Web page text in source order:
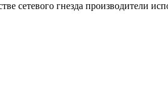
сетевого гнезда производители